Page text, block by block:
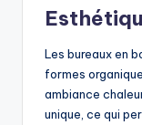
Les bureaux en
formes
ambiance
unique, ce qui